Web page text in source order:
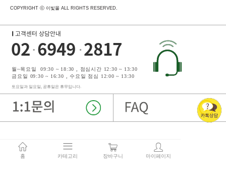
COPYRIGHT ⓒ 이빛몰 ALL RIGHTS RESERVED.
홈 카테고리 장바구니 마이페이지